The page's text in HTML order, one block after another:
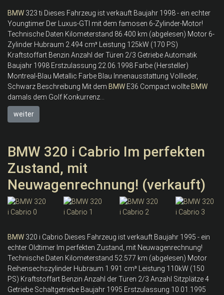
BMW 323 ti Dieses Fahrzeug ist verkauft Baujahr 1998 - ein echter
Youngtimer Der Luxus-GTI mit dem famosen 6-Zylinder-Motor!
Technische Daten Kilometerstand 86.400 km (abgelesen) Motor 6-
Zylinder Hubraum 2.494 cm³ Leistung 125kW (170 PS)
Kraftstoffart Benzin Anzahl der Türen 2/3 Getriebe Automatik
Baujahr 1998 Erstzulassung 22.06.1998 Farbe (Hersteller)
Montreal-Blau Metallic Farbe Blau Innenausstattung Vollleder,
Schwarz Beschreibung Mit dem BMW E36 Compact wollte BMW
damals dem Golf Konkurrenz...
weiter
BMW 320 i Cabrio Im perfekten
Zustand, mit
Neuwagenrechnung! (verkauft)
BMW 320 i Cabrio Dieses Fahrzeug ist verkauft Baujahr 1995 - ein
echter Oldtimer Im perfekten Zustand, mit Neuwagenrechnung!
Technische Daten Kilometerstand 52.577 km (abgelesen) Motor
Reihensechszylinder Hubraum 1.991 cm³ Leistung 110kW (150
PS) Kraftstoffart Benzin Anzahl der Türen 2/3 Anzahl Sitzplätze 4
Getriebe Schaltgetriebe Baujahr 1995 Erstzulassung 10.01.1995